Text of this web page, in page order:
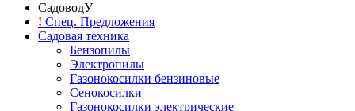
СадоводУ
! Спец. Предложения
Садовая техника
Бензопилы
Электропилы
Газонокосилки бензиновые
Сенокосилки
Газонокосилки электрические